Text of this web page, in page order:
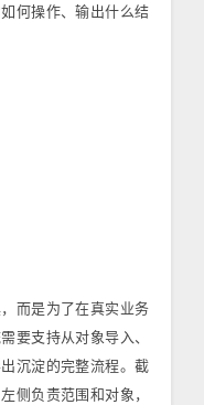
何操作、输出什么结
而是为了在真实业务
要支持从对象导入、
沉淀的完整流程。截
侧负责范围和对象，